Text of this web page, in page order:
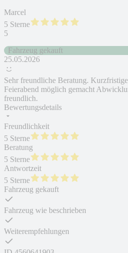
Marcel
5 Sterne
5
Fahrzeug gekauft
25.05.2026
Sehr freundliche Beratung.
Feierabend möglich gemacht
freundlich.
Bewertungsdetails
Freundlichkeit
5 Sterne
Beratung
5 Sterne
Antwortzeit
5 Sterne
Fahrzeug gekauft
Fahrzeug wie beschrieben
Weiterempfehlungen